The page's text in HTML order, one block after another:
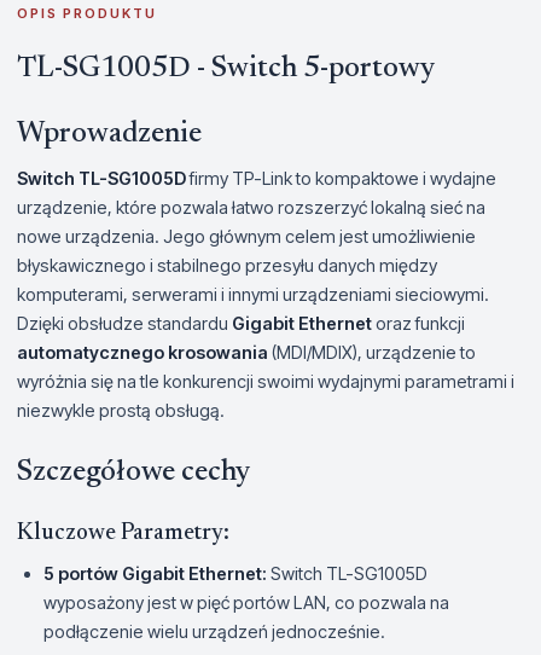
OPIS PRODUKTU
TL-SG1005D - Switch 5-portowy
Wprowadzenie
Switch TL-SG1005Dfirmy TP-Link to kompaktowe i wydajne
urządzenie, które pozwala łatwo rozszerzyć lokalną sieć na
nowe urządzenia. Jego głównym celem jest umożliwienie
błyskawicznego i stabilnego przesyłu danych między
komputerami, serwerami i innymi urządzeniami sieciowymi.
Dzięki obsłudze standardu Gigabit Ethernetoraz funkcji
automatycznego krosowania (MDI/MDIX), urządzenie to
wyróżnia się na tle konkurencji swoimi wydajnymi parametrami i
niezwykle prostą obsługą.
Szczegółowe cechy
Kluczowe Parametry:
5 portów Gigabit Ethernet: Switch TL-SG1005D
wyposażony jest w pięć portów LAN, co pozwala na
podłączenie wielu urządzeń jednocześnie.